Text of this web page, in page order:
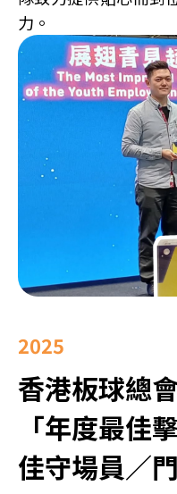
力。
2025
香港板球總
「年度最佳
佳守場員／門